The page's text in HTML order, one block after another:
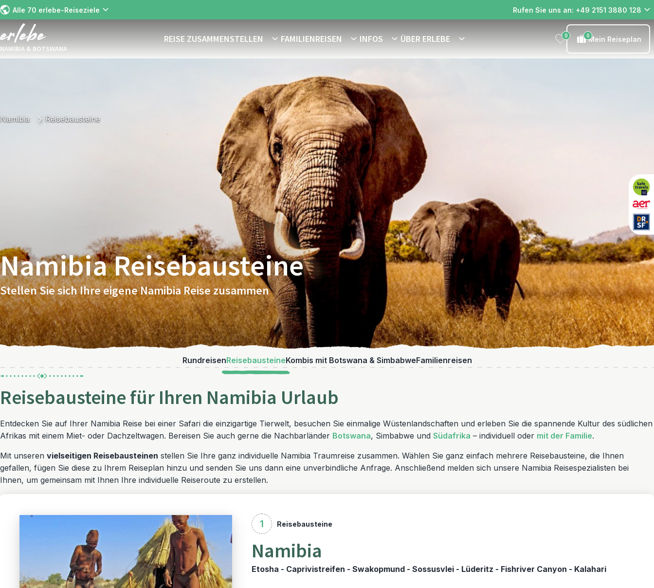
Alle 70 erlebe-Reiseziele Rufen Sie uns an: +49 2151 3880 128
NAMIBIA & BOTSWANA
REISE ZUSAMMENSTELLEN FAMILIENREISEN INFOS ÜBER ERLEBE 0 0Mein Reiseplan
Namibia Reisebausteine
Namibia Reisebausteine
Stellen Sie sich Ihre eigene Namibia Reise zusammen
RundreisenReisebausteineKombis mit Botswana & SimbabweFamilienreisen
Reisebausteine für Ihren Namibia Urlaub
Entdecken Sie auf Ihrer Namibia Reise bei einer Safari die einzigartige Tierwelt, besuchen Sie einmalige Wüstenlandschaften und erleben Sie die spannende Kultur des südlichen
Afrikas mit einem Miet- oder Dachzeltwagen. Bereisen Sie auch gerne die Nachbarländer Botswana, Simbabwe und Südafrika – individuell oder mit der Familie.
Mit unseren vielseitigen Reisebausteinen stellen Sie Ihre ganz individuelle Namibia Traumreise zusammen. Wählen Sie ganz einfach mehrere Reisebausteine, die Ihnen
gefallen, fügen Sie diese zu Ihrem Reiseplan hinzu und senden Sie uns dann eine unverbindliche Anfrage. Anschließend melden sich unsere Namibia Reisespezialisten bei
Ihnen, um gemeinsam mit Ihnen Ihre individuelle Reiseroute zu erstellen.
1 Reisebausteine
Namibia
Etosha - Caprivistreifen - Swakopmund - Sossusvlei - Lüderitz - Fishriver Canyon - Kalahari